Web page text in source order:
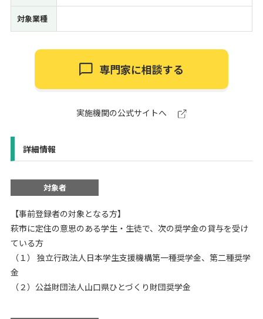
対象業種
専門家に相談する
実施機関の公式サイトへ
詳細情報
対象者
【事前登録者の対象となる方】
萩市に定住の意思のある学生・生徒で、次の奨学金の貸与を受け
ている方
（１） 独立行政法人日本学生支援機構第一種奨学金、第二種奨学
金
（２）公益財団法人山口県ひとづくり財団奨学金